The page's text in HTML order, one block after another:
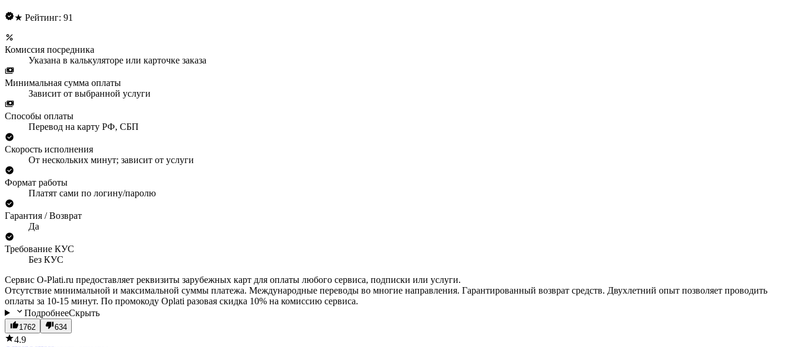
★ Рейтинг: 91
Комиссия посредника
Указана в калькуляторе или карточке заказа
Минимальная сумма оплаты
Зависит от выбранной услуги
Способы оплаты
Перевод на карту РФ, СБП
Скорость исполнения
От нескольких минут; зависит от услуги
Формат работы
Платят сами по логину/паролю
Гарантия / Возврат
Да
Требование КУС
Без КУС
Сервис O-Plati.ru предоставляет реквизиты зарубежных карт для оплаты любого сервиса, подписки или услуги.
Отсутствие минимальной и максимальной суммы платежа. Международные переводы во многие направления. Гарантированный возврат средств. Двухлетний опыт позволяет проводить
оплаты за 10-15 минут. По промокоду Oplati разовая скидка 10% на комиссию сервиса.
ПодробнееСкрыть
1762 634
4.9